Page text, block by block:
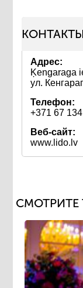
Адрес:
Ķengaraga
ул.
Телефон:
+371 67
Веб-сайт:
www.lido.lv
СМОТРИТЕ